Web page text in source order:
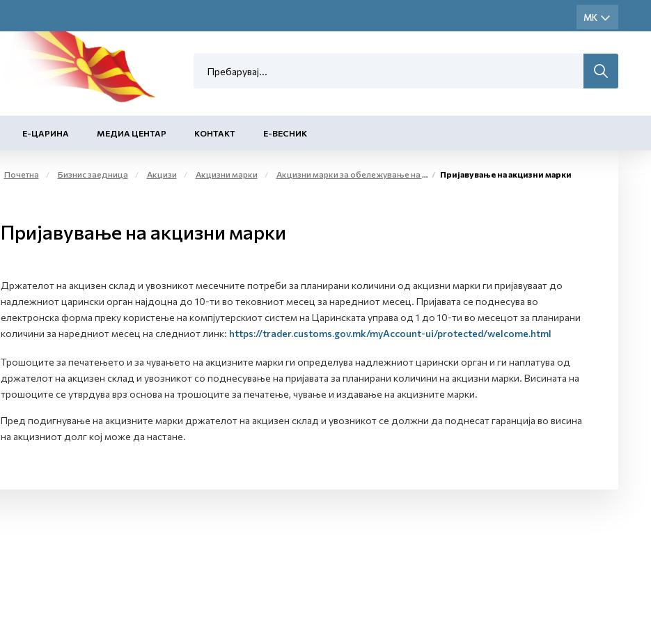
Е-ЦАРИНА МЕДИА ЦЕНТАР КОНТАКТ Е-ВЕСНИК
Почетна Бизнис заедница Акцизи Акцизни марки Акцизни марки за обележување на жестоки алкохолни производи и меѓупроизводи Пријавување на акцизни марки
Пријавување на акцизни марки
Држателот на акцизен склад и увозникот месечните потреби за планирани количини од акцизни марки ги пријавуваат до
надлежниот царински орган најдоцна до 10-ти во тековниот месец за наредниот месец. Пријавата се поднесува во
електронска форма преку користење на компјутерскиот систем на Царинската управа од 1 до 10-ти во месецот за планирани
количини за наредниот месец на следниот линк: https://trader.customs.gov.mk/myAccount-ui/protected/welcome.html
Трошоците за печатењето и за чувањето на акцизните марки ги определува надлежниот царински орган и ги наплатува од
држателот на акцизен склад и увозникот со поднесување на пријавата за планирани количини на акцизни марки. Висината на
трошоците се утврдува врз основа на трошоците за печатење, чување и издавање на акцизните марки.
Пред подигнување на акцизните марки држателот на акцизен склад и увозникот се должни да поднесат гаранција во висина
на акцизниот долг кој може да настане.